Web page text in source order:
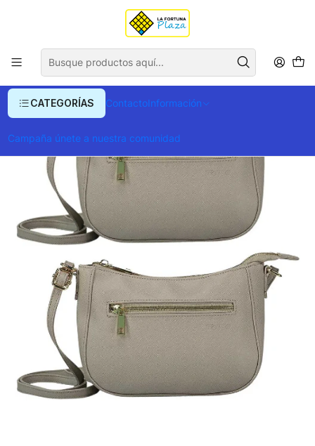
CATEGORÍAS ContactoInformación
Campaña únete a nuestra comunidad
Envío gratis para compras superiores a $ 400.000
Bolso Para Mujer Saysa